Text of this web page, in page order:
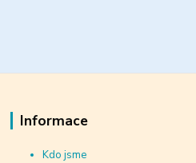
Informace
Kdo jsme